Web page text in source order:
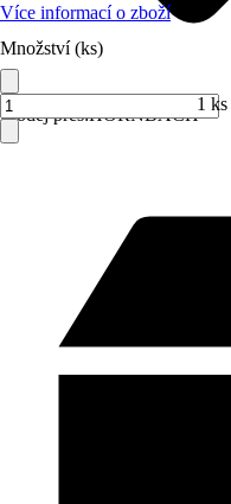
Prodej přes:HORNBACH
Více informací o zboží
Množství (ks)
1 ks